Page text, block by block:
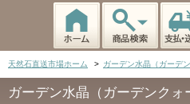
天然石直送市場ホーム > ガーデン水晶（ガーデン
ガーデン水晶（ガーデンクォ